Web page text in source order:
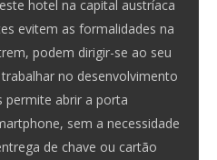
hotel na capital austríaca
evitem as formalidades na
podem dirigir-se ao seu
no desenvolvimento
permite abrir a porta
sem a necessidade
de chave ou cartão